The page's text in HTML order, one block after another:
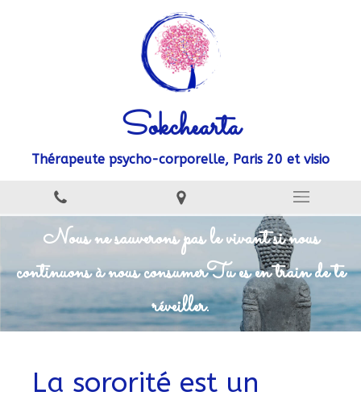
Sokchearta
Thérapeute psycho-corporelle, Paris 20 et visio
Nous ne sauverons pas le vivant si nous
continuons à nous consumerTu es en train de te
réveiller.
La sororité est un